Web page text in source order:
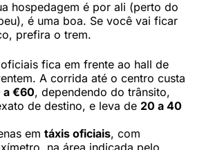
hospedagem é por ali (perto do
é uma boa. Se você vai ficar
prefira o trem.
fica em frente ao hall de
A corrida até o centro custa
€60, dependendo do trânsito,
de destino, e leva de 20 a 40
em táxis oficiais, com